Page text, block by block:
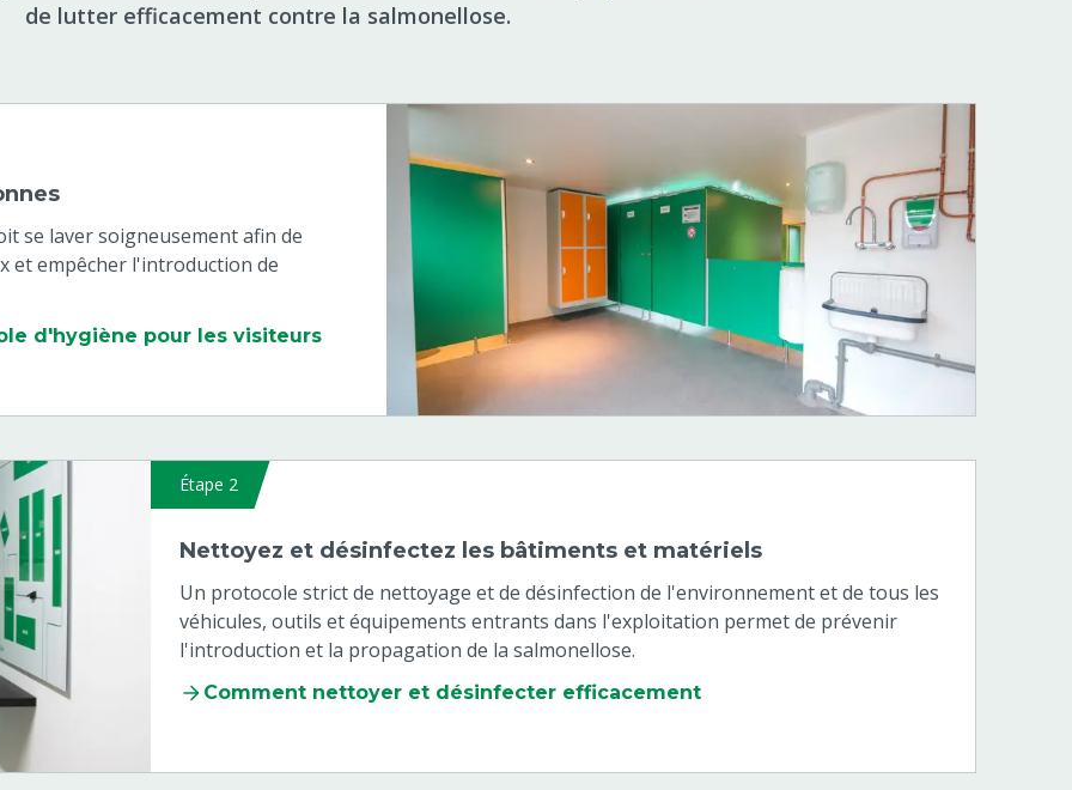
de lutter efficacement contre la salmonellose.
se laver soigneusement afin de
et empêcher l'introduction de
d'hygiène pour les visiteurs
Étape 2
Nettoyez et désinfectez les bâtiments et matériels
Un protocole strict de nettoyage et de désinfection de l'environnement et de tous les
véhicules, outils et équipements entrants dans l'exploitation permet de prévenir
l'introduction et la propagation de la salmonellose.
Comment nettoyer et désinfecter efficacement